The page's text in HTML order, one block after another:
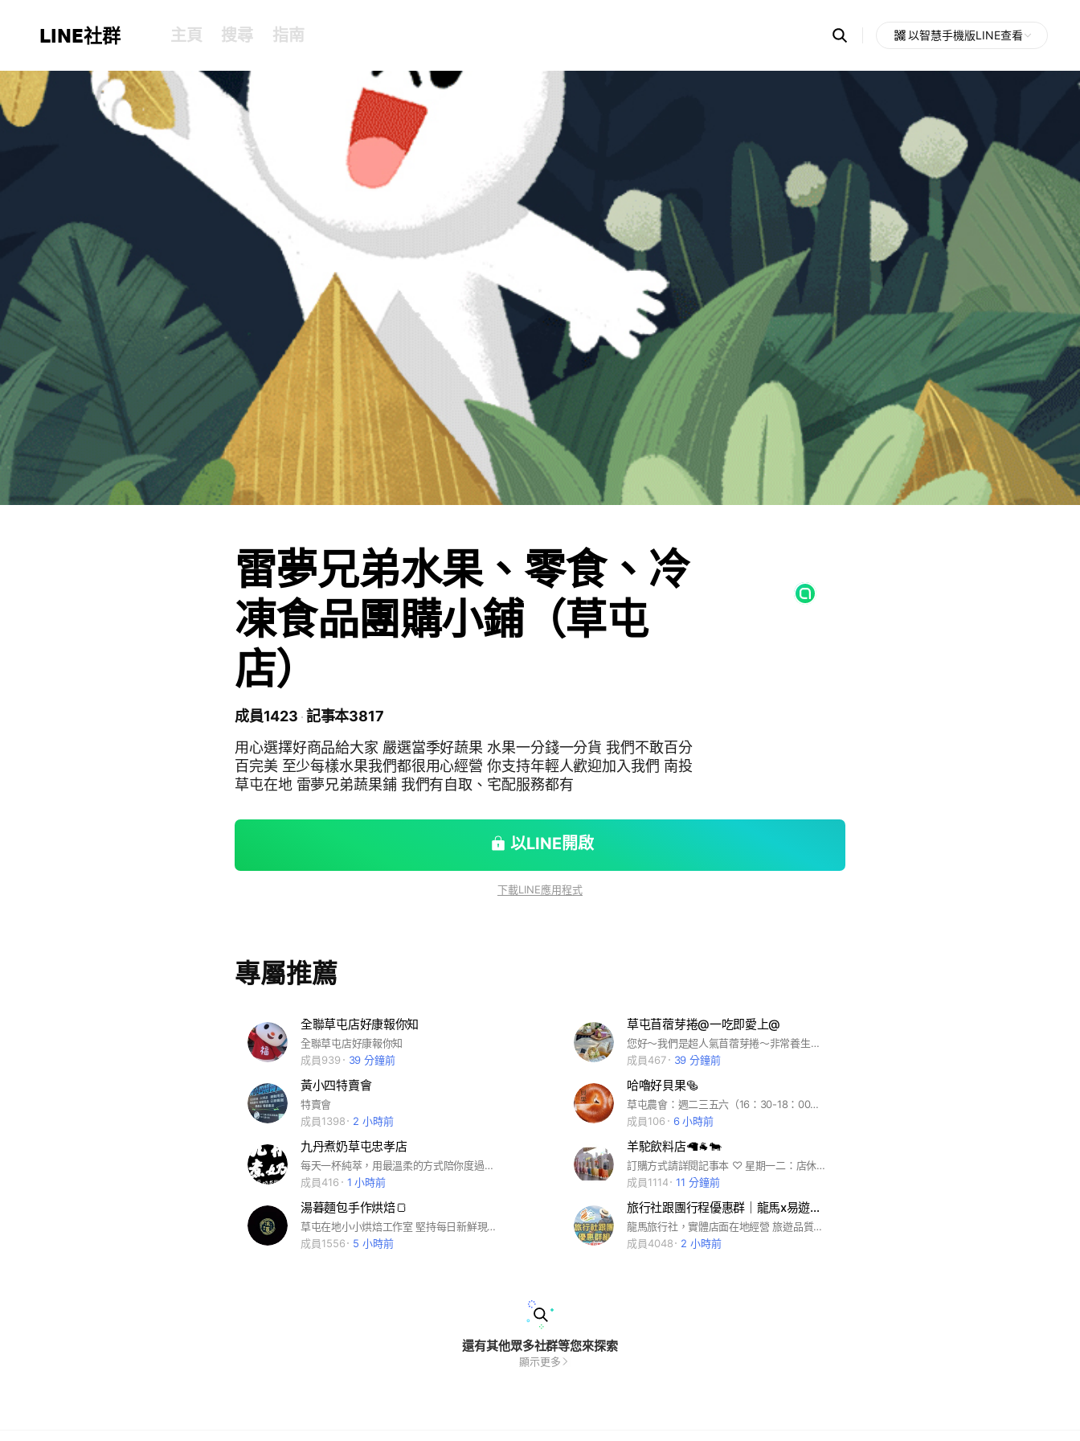
LINE社群 主頁 搜尋 指南 Search
OpenChats
messages
search
以智慧手機版LINE查看
雷夢兄弟水果、零食、冷
凍食品團購小鋪（草屯
店）
成員1423 記事本3817
用心選擇好商品給大家 嚴選當季好蔬果 水果一分錢一分貨 我們不敢百分
百完美 至少每樣水果我們都很用心經營 你支持年輕人歡迎加入我們 南投
草屯在地 雷夢兄弟蔬果鋪 我們有自取、宅配服務都有
以LINE開啟
下載LINE應用程式
專屬推薦
全聯草屯店好康報你知
全聯草屯店好康報你知
成員939
39 分鐘前
草屯苜蓿芽捲@一吃即愛上@
您好～我們是超人氣苜蓿芽捲～非常養生，整體吃起來清爽開胃而且低負擔，加上蘋果🍎清脆的口感伴隨著芝麻粉與花生粉的香氣～讓人一口接一口
成員467
39 分鐘前
黃小四特賣會
特賣會
成員1398
2 小時前
哈嚕好貝果🥯
草屯農會：週二三五六（16：30-18：00） 其他面交： 全家富頂店 全家金昌店 7-11富聚門市 7-11京鑫門市
成員106
6 小時前
九丹煮奶草屯忠孝店
每天一杯純萃，用最溫柔的方式陪你度過每一刻。 新品、活動、限時優惠第一手發布，歡迎加入九丹煮奶的溫暖小圈圈！
成員416
1 小時前
羊駝飲料店🦙🐐🐄
訂購方式請詳閱記事本 ♡ 星期一二：店休 // 三~日：11~22
成員1114
11 分鐘前
湯暮麵包手作烘焙🍞
草屯在地小小烘焙工作室 堅持每日新鮮現做，手感烘焙 2020年3月毅然決然的從台中返鄉 跟各位一同分享麵包帶來的喜悅
成員1556
5 小時前
旅行社跟團行程優惠群｜龍馬x易遊網｜餐券門票網卡｜郵輪護照台胞證｜國旅卡國民旅遊卡｜下殺清艙看記事本
龍馬旅行社，實體店面在地經營 旅遊品質保證🔥優質好康福利🔥 南投店：南投市彰南路一段807號 草屯店：草屯鎮育英街177號 LINE官方帳號：@049-2306628 同公司電話歡迎貴賓們踴躍詢問報名 #旅行社 #下殺 #優惠 #清倉 #清艙 #跟團 #蜜月 #畢旅 #易遊網 #南投旅行社 #草屯旅行社 #機票 #國旅卡 #行程 #跟團 #破盤 #暑假 #寒假 #親子 #迪士尼 #環球影城
成員4048
2 小時前
還有其他眾多社群等您來探索
顯示更多